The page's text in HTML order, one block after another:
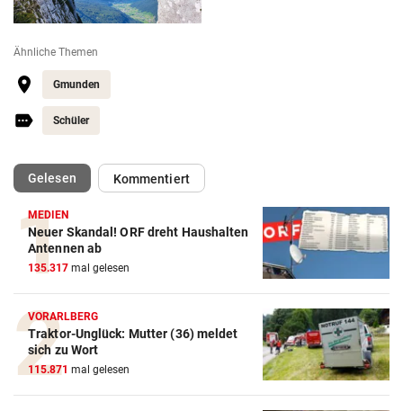
Ähnliche Themen
Gmunden
Schüler
Gelesen(ausgewählt)Kommentiert
MEDIEN
Neuer Skandal! ORF dreht Haushalten
Antennen ab
135.317 mal gelesen
VORARLBERG
Traktor-Unglück: Mutter (36) meldet
sich zu Wort
115.871 mal gelesen